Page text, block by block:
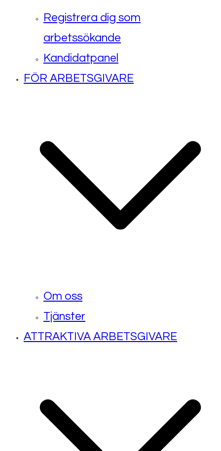
Registrera dig som
arbetssökande
Kandidatpanel
FÖR ARBETSGIVARE
Om oss
Tjänster
ATTRAKTIVA ARBETSGIVARE